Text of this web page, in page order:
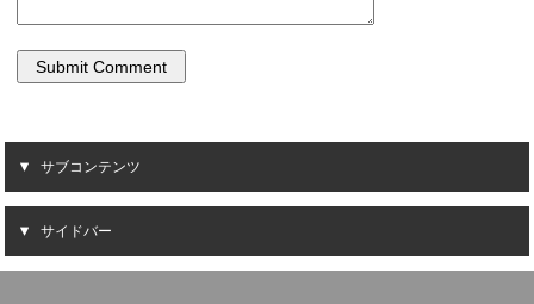
サブコンテンツ
サイドバー